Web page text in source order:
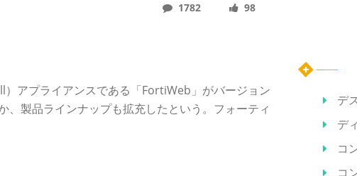
1782 98
アプライアンスである「FortiWeb」がバージョン
製品ラインナップも拡充したという。フォーティ
デ
デ
コ
コ